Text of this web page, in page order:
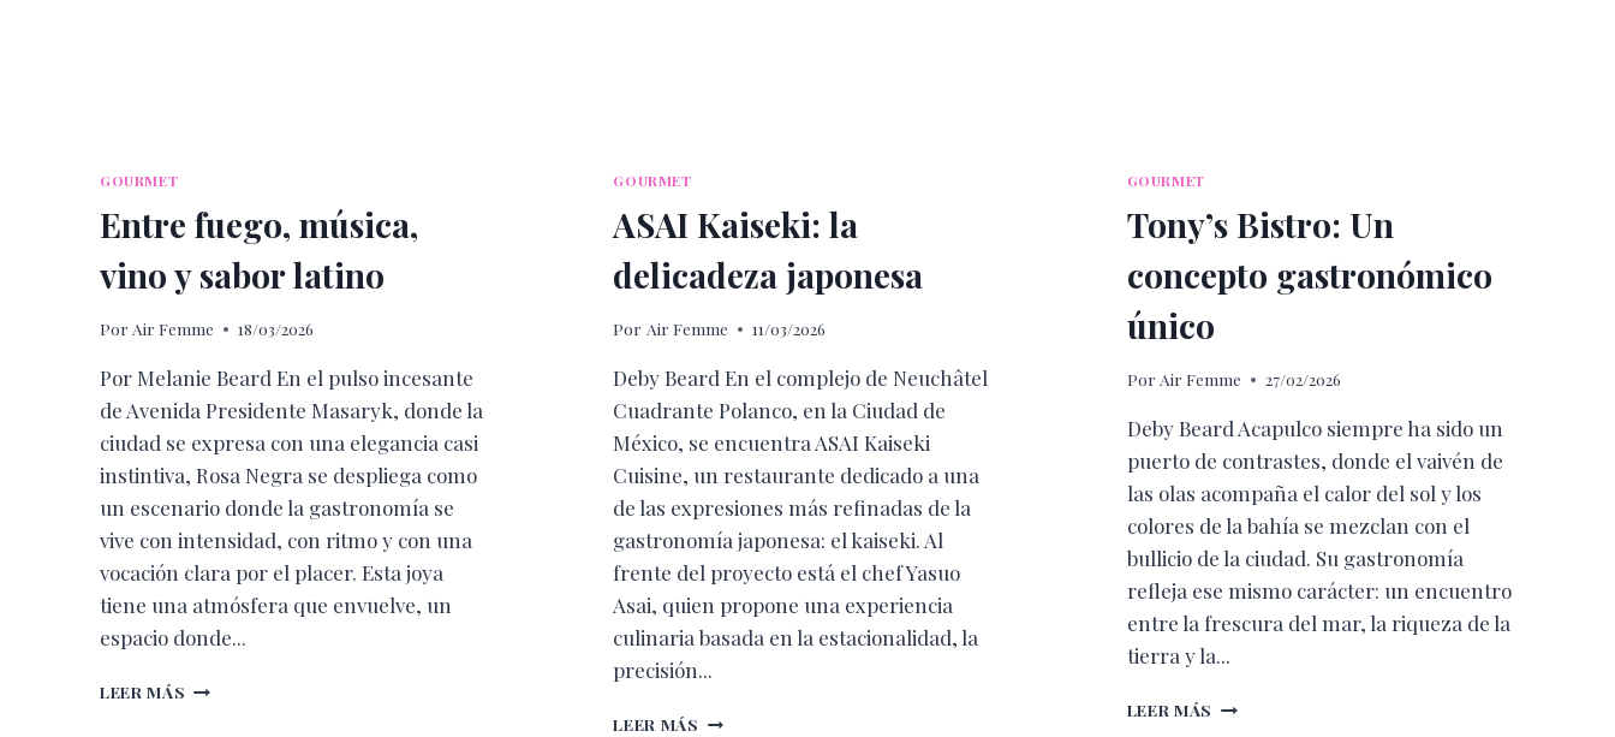
GOURMET
Entre fuego, música,
vino y sabor latino
Por Air Femme 18/03/2026
Por Melanie Beard En el pulso incesante
de Avenida Presidente Masaryk, donde la
ciudad se expresa con una elegancia casi
instintiva, Rosa Negra se despliega como
un escenario donde la gastronomía se
vive con intensidad, con ritmo y con una
vocación clara por el placer. Esta joya
tiene una atmósfera que envuelve, un
espacio donde...
LEER MÁS ENTRE
GOURMET
ASAI Kaiseki: la
delicadeza japonesa
Por Air Femme 11/03/2026
Deby Beard En el complejo de Neuchâtel
Cuadrante Polanco, en la Ciudad de
México, se encuentra ASAI Kaiseki
Cuisine, un restaurante dedicado a una
de las expresiones más refinadas de la
gastronomía japonesa: el kaiseki. Al
frente del proyecto está el chef Yasuo
Asai, quien propone una experiencia
culinaria basada en la estacionalidad, la
precisión...
LEER MÁS ASAI
GOURMET
Tony’s Bistro: Un
concepto gastronómico
único
Por Air Femme 27/02/2026
Deby Beard Acapulco siempre ha sido un
puerto de contrastes, donde el vaivén de
las olas acompaña el calor del sol y los
colores de la bahía se mezclan con el
bullicio de la ciudad. Su gastronomía
refleja ese mismo carácter: un encuentro
entre la frescura del mar, la riqueza de la
tierra y la...
LEER MÁS TONY’S